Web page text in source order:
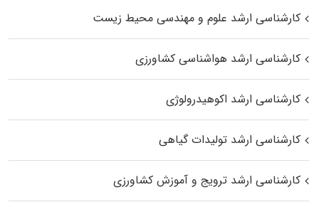
کارشناسی ارشد علوم و مهندسی محیط زیست
کارشناسی ارشد هواشناسی کشاورزی
کارشناسی ارشد اکوهیدرولوژی
کارشناسی ارشد تولیدات گیاهی
کارشناسی ارشد ترویج و آموزش کشاورزی